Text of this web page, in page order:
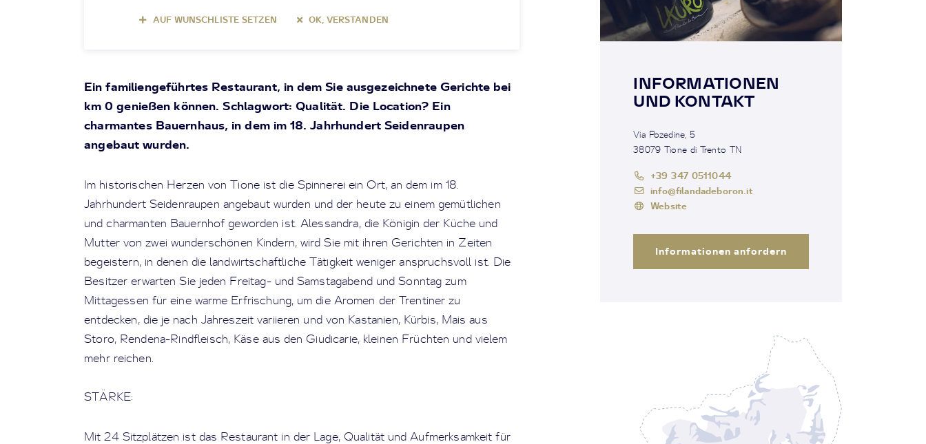
AUF WUNSCHLISTE SETZEN OK, VERSTANDEN
Ein familiengeführtes Restaurant, in dem Sie ausgezeichnete Gerichte bei
km 0 genießen können. Schlagwort: Qualität. Die Location? Ein
charmantes Bauernhaus, in dem im 18. Jahrhundert Seidenraupen
angebaut wurden.
Im historischen Herzen von Tione ist die Spinnerei ein Ort, an dem im 18.
Jahrhundert Seidenraupen angebaut wurden und der heute zu einem gemütlichen
und charmanten Bauernhof geworden ist. Alessandra, die Königin der Küche und
Mutter von zwei wunderschönen Kindern, wird Sie mit ihren Gerichten in Zeiten
begeistern, in denen die landwirtschaftliche Tätigkeit weniger anspruchsvoll ist. Die
Besitzer erwarten Sie jeden Freitag- und Samstagabend und Sonntag zum
Mittagessen für eine warme Erfrischung, um die Aromen der Trentiner zu
entdecken, die je nach Jahreszeit variieren und von Kastanien, Kürbis, Mais aus
Storo, Rendena-Rindfleisch, Käse aus den Giudicarie, kleinen Früchten und vielem
mehr reichen.
STÄRKE:
Mit 24 Sitzplätzen ist das Restaurant in der Lage, Qualität und Aufmerksamkeit für
INFORMATIONEN
UND KONTAKT
Via Pozedine, 5
38079 Tione di Trento TN
+39 347 0511044
info@filandadeboron.it
Website
Informationen anfordern